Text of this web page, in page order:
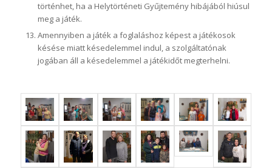
történhet, ha a Helytörténeti Gyűjtemény hibájából hiúsul
meg a játék.
Amennyiben a játék a foglaláshoz képest a játékosok
késése miatt késedelemmel indul, a szolgáltatónak
jogában áll a késedelemmel a játékidőt megterhelni.